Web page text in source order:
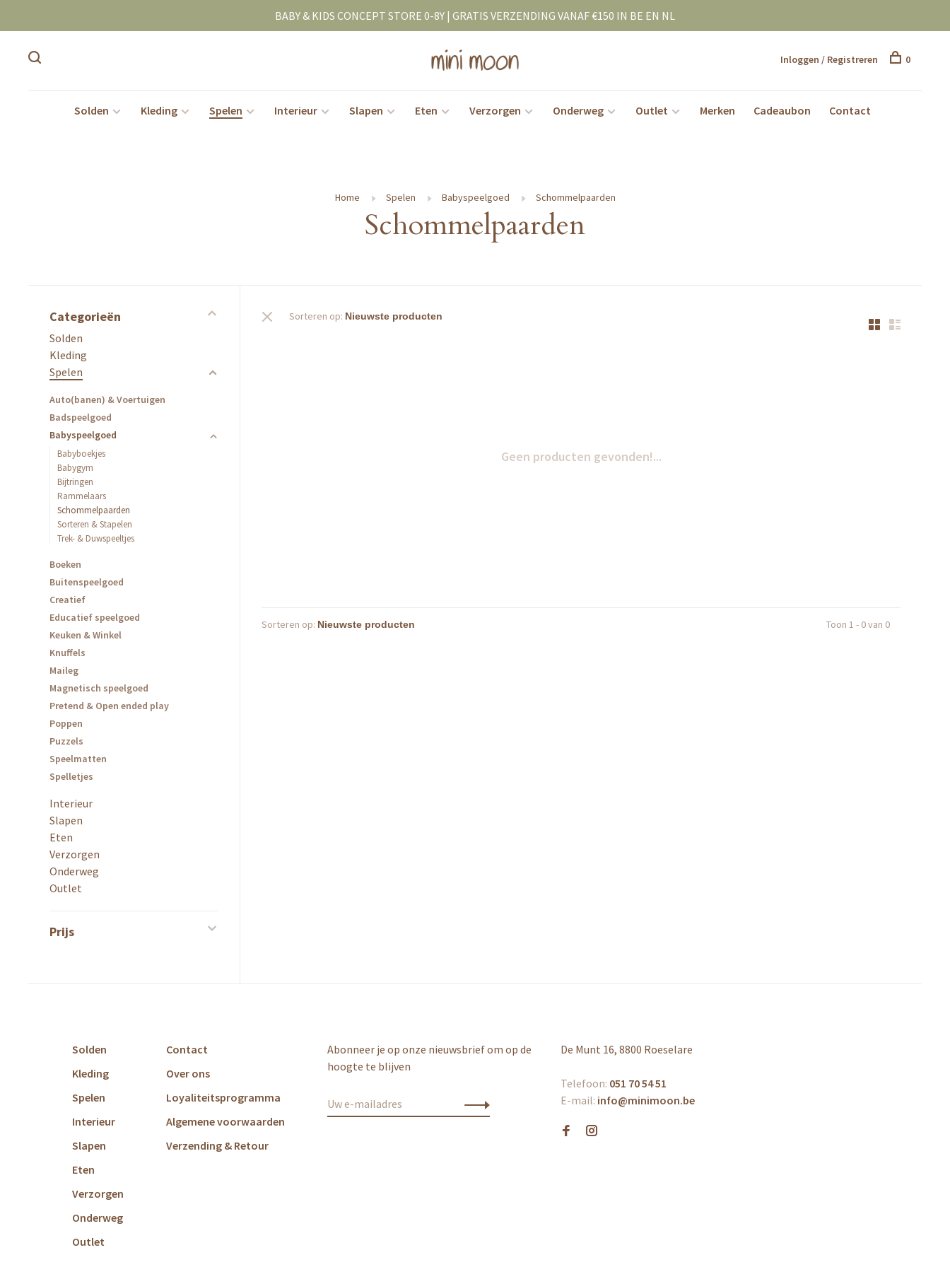
BABY & KIDS CONCEPT STORE 0-8Y | GRATIS VERZENDING VANAF €150 IN BE EN NL
Solden Kleding Spelen Interieur Slapen Eten Verzorgen Onderweg Outlet Merken Cadeaubon Contact
Inloggen / Registreren 0
Home Spelen Babyspeelgoed Schommelpaarden
Schommelpaarden
Categorieën
Solden
Kleding
Spelen
Auto(banen) & Voertuigen
Badspeelgoed
Babyspeelgoed
Babyboekjes
Babygym
Bijtringen
Rammelaars
Schommelpaarden
Sorteren & Stapelen
Trek- & Duwspeeltjes
Boeken
Buitenspeelgoed
Creatief
Educatief speelgoed
Keuken & Winkel
Knuffels
Maileg
Magnetisch speelgoed
Pretend & Open ended play
Poppen
Puzzels
Speelmatten
Spelletjes
Interieur
Slapen
Eten
Verzorgen
Onderweg
Outlet
Prijs
Sorteren op:
Geen producten gevonden!...
Sorteren op: Toon 1 - 0 van 0
Solden
Kleding
Spelen
Interieur
Slapen
Eten
Verzorgen
Onderweg
Outlet
Contact
Over ons
Loyaliteitsprogramma
Algemene voorwaarden
Verzending & Retour
Abonneer je op onze nieuwsbrief om op de
hoogte te blijven
De Munt 16, 8800 Roeselare
Telefoon: 051 70 54 51
E-mail: info@minimoon.be